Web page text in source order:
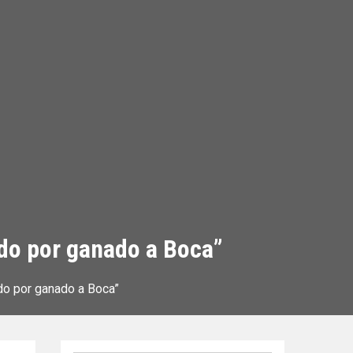
por ganado a Boca”
por ganado a Boca”